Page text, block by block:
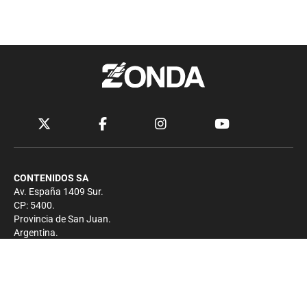
CONTENIDOS SA
Av. España 1409 Sur.
CP: 5400.
Provincia de San Juan.
Argentina.